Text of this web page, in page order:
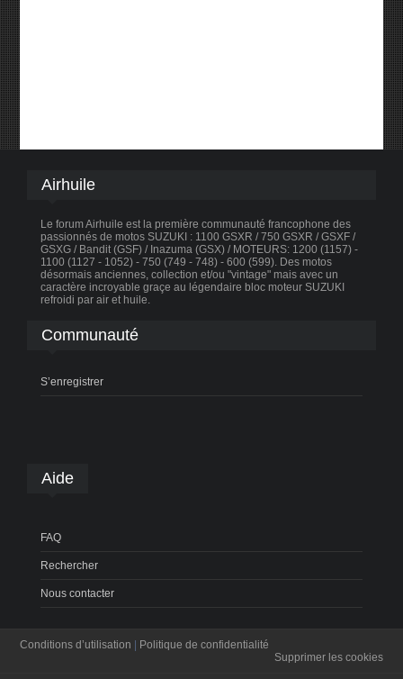
Airhuile
Le forum Airhuile est la première communauté francophone des
passionnés de motos SUZUKI : 1100 GSXR / 750 GSXR / GSXF /
GSXG / Bandit (GSF) / Inazuma (GSX) / MOTEURS: 1200 (1157) -
1100 (1127 - 1052) - 750 (749 - 748) - 600 (599). Des motos
désormais anciennes, collection et/ou "vintage" mais avec un
caractère incroyable graçe au légendaire bloc moteur SUZUKI
refroidi par air et huile.
Communauté
S’enregistrer
Aide
FAQ
Rechercher
Nous contacter
Conditions d’utilisation | Politique de confidentialité
Supprimer les cookies